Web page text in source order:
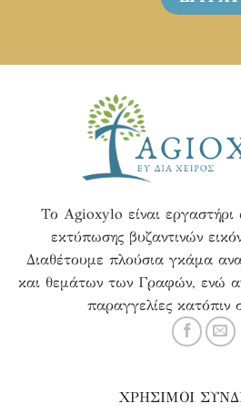
Το Agioxylo είναι
εκτύπωσης βυζαντινών
Διαθέτουμε πλούσια γκάμα
και θεμάτων των Γραφών, ενώ
παραγγελίες κατόπιν
ΧΡΗΣΙΜΟΙ